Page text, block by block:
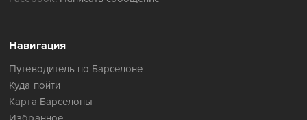
Навигация
Путеводитель по Барселоне
Куда пойти
Карта Барселоны